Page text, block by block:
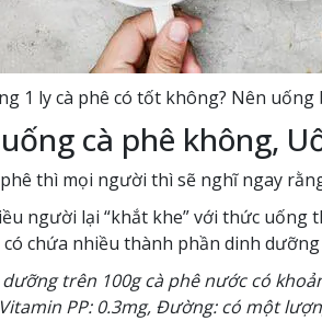
1 ly cà phê có tốt không? Nên
cà phê không,
thì mọi người thì sẽ nghĩ ngay
người lại “khắt khe” với thức
chứa nhiều thành phần dinh
trên 100g cà phê nước có
PP: 0.3mg, Đường: có một